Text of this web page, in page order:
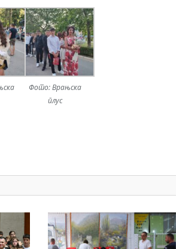
Фото: Врањска
плус